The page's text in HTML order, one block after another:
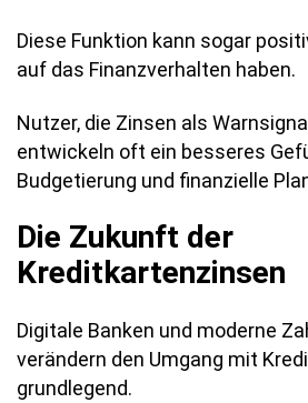
Diese Funktion kann sogar
auf das Finanzverhalten haben.
Nutzer, die Zinsen als
entwickeln oft ein besseres
Budgetierung und finanzielle
Die Zukunft der
Kreditkartenzinsen
Digitale Banken und moderne
verändern den Umgang mit
grundlegend.